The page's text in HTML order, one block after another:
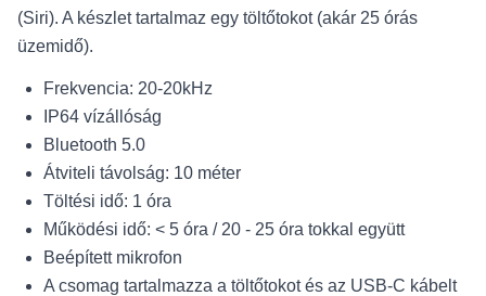
(Siri). A készlet tartalmaz egy töltőtokot (akár 25 órás
üzemidő).
Frekvencia: 20-20kHz
IP64 vízállóság
Bluetooth 5.0
Átviteli távolság: 10 méter
Töltési idő: 1 óra
Működési idő: < 5 óra / 20 - 25 óra tokkal együtt
Beépített mikrofon
A csomag tartalmazza a töltőtokot és az USB-C kábelt